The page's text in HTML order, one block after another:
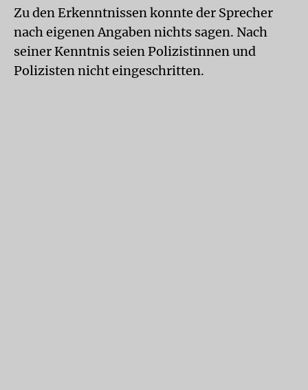
Zu den Erkenntnissen konnte der Sprecher
nach eigenen Angaben nichts sagen. Nach
seiner Kenntnis seien Polizistinnen und
Polizisten nicht eingeschritten.